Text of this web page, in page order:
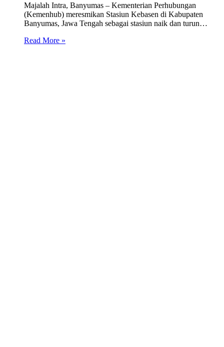
Majalah Intra, Banyumas – Kementerian Perhubungan
(Kemenhub) meresmikan Stasiun Kebasen di Kabupaten
Banyumas, Jawa Tengah sebagai stasiun naik dan turun…
Read More »